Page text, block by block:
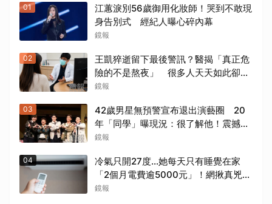
01
江蕙淚別56歲御用化妝師！哭到不敢現
身告別式 經紀人曝心碎內幕
鏡報
02
王凱猝逝留下最後警訊？醫揭「真正危
險的不是熬夜」 很多人天天如此卻不
自知
鏡報
03
42歲男星無預警宣布退出演藝圈 20
年「同學」曝現況：很了解他！震撼爆
料「恐懼」這件事
鏡報
04
冷氣只開27度…她每天只有睡覺在家
「2個月電費逾5000元」！網揪真兇恐
是「它」
鏡報